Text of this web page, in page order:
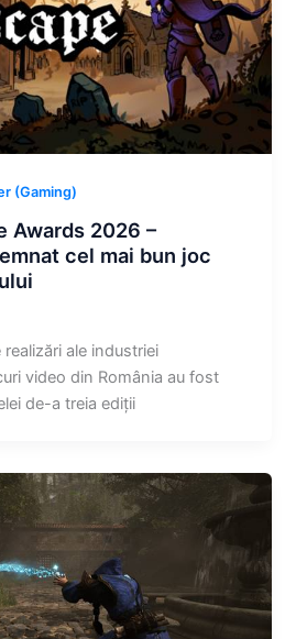
(Gaming)
Awards 2026 –
cel mai bun joc
ale industriei
video din România au fost
de-a treia ediții